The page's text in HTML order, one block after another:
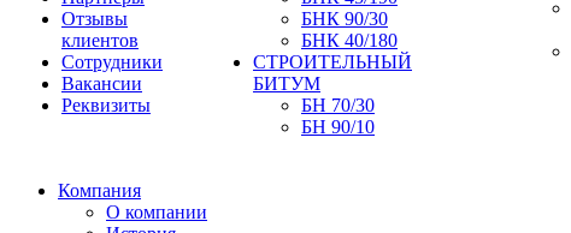
Отзывы
клиентов
Сотрудники
Вакансии
Реквизиты
БНК 90/30
БНК 40/180
СТРОИТЕЛЬНЫЙ
БИТУМ
БН 70/30
БН 90/10
Компания
О компании